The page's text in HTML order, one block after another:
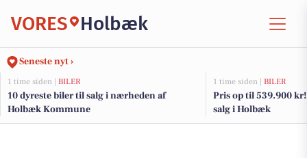
VORES Holbæk
Seneste nyt ›
1 time siden | BILER
10 dyreste biler til salg i nærheden af
Holbæk Kommune
1 time siden | BILER
Pris op til 539.900
salg i Holbæk